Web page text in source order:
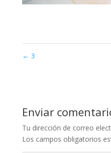
← 3
Enviar
Tu dirección de correo
Los campos obligatorios